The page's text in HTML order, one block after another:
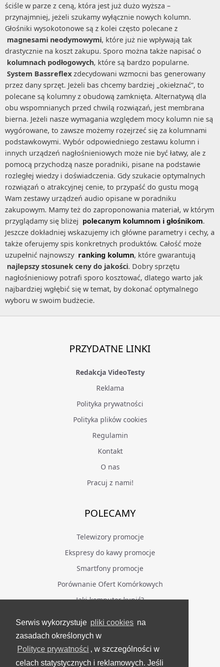
Serwis wykorzystuje pliki cookies na
zasadach określonych w
Polityce prywatności , w szczególności w
celach statystycznych i reklamowych. Jeśli
ściśle w parze z ceną, która jest już dużo wyższa –
przynajmniej, jeżeli szukamy wyłącznie nowych kolumn.
Głośniki wysokotonowe są z kolei często polecane z
magnesami neodymowymi, które już nie wpływają tak
drastycznie na koszt zakupu. Sporo można także napisać o
kolumnach podłogowych, które są bardzo popularne.
System Bassreflex zdecydowani wzmocni bas generowany
przez dany sprzęt. Jeżeli bas chcemy bardziej „okiełznać”, to
polecane są kolumny z obudową zamknięta. Alternatywą dla
obu wspomnianych przed chwilą rozwiązań, jest membrana
bierna. Jeżeli nasze wymagania względem mocy kolumn nie są
wygórowane, to zawsze możemy rozejrzeć się za kolumnami
podstawkowymi. Wybór odpowiedniego zestawu kolumn i
innych urządzeń nagłośnieniowych może nie być łatwy, ale z
pomocą przychodzą nasze poradniki, pisane na podstawie
rozległej wiedzy i doświadczenia. Gdy szukacie optymalnych
rozwiązań o atrakcyjnej cenie, to przypaść do gustu mogą
Wam zestawy urządzeń audio opisane w poradniku
zakupowym. Mamy też do zaproponowania materiał, w którym
przyglądamy się bliżej polecanym kolumnom i głośnikom.
Jeszcze dokładniej wskazujemy ich główne parametry i cechy, a
także oferujemy spis konkretnych produktów. Całość może
uzupełnić najnowszy ranking kolumn, które gwarantują
najlepszy stosunek ceny do jakości. Dobry sprzętu
nagłośnieniowy potrafi sporo kosztować, dlatego warto jak
najbardziej wgłębić się w temat, by dokonać optymalnego
wyboru w swoim budżecie.
PRZYDATNE LINKI
Redakcja VideoTesty
Reklama
Polityka prywatności
Polityka plików cookies
Regulamin
Kontakt
O nas
Pracuj z nami!
POLECAMY
Telewizory promocje
Ekspresy do kawy promocje
Smartfony promocje
Porównanie Ofert Komórkowych
Jaki komputer kupić?
BĄDŹ NA BIEŻĄCO
Facebook